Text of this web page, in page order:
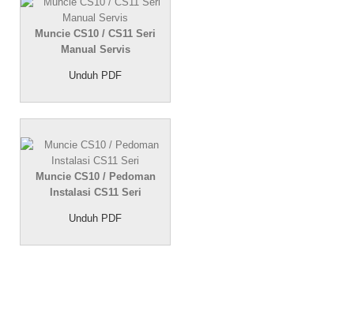
Muncie CS10 / CS11 Seri
Manual Servis
Unduh PDF
Muncie CS10 / Pedoman
Instalasi CS11 Seri
Unduh PDF